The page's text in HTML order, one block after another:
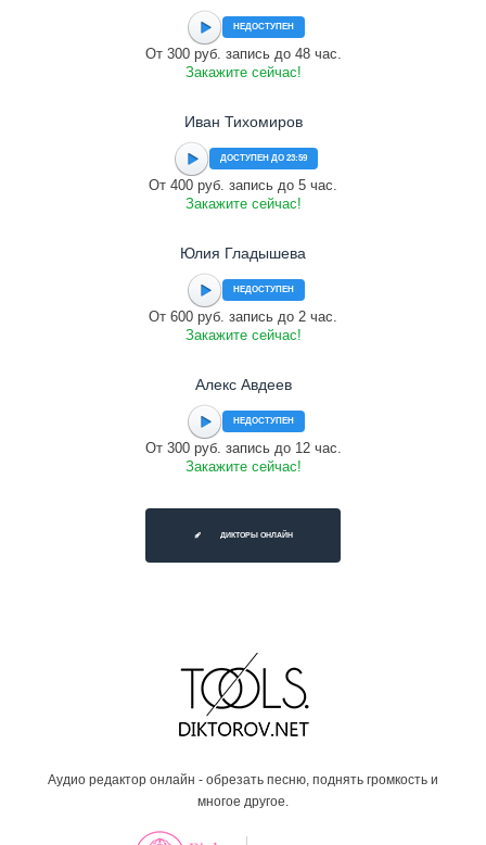
НЕДОСТУПЕН
От 300 руб. запись до 48 час.
Закажите сейчас!
Иван Тихомиров
ДОСТУПЕН ДО 23:59
От 400 руб. запись до 5 час.
Закажите сейчас!
Юлия Гладышева
НЕДОСТУПЕН
От 600 руб. запись до 2 час.
Закажите сейчас!
Алекс Авдеев
НЕДОСТУПЕН
От 300 руб. запись до 12 час.
Закажите сейчас!
ДИКТОРЫ ОНЛАЙН
Аудио редактор онлайн - обрезать песню, поднять громкость и
многое другое.